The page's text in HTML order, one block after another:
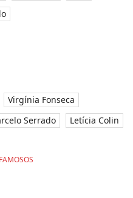
Virgínia Fonseca
Serrado
Letícia Colin